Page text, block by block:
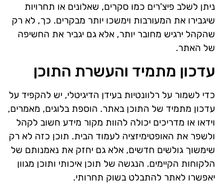
ניתן לשלב פיצ'רים כמו סקרים, שאלונים או תחרויות
שיגבירו את המעורבות וימשכו יותר מבקרים. כך, לא רק
שהקהל ירגיש מחובר יותר, אלא גם יגביר את החשיפה
של האתר.
עדכון מתמיד והעשרת התוכן
כדי לשמור על רלוונטיות בעידן הדיגיטלי, יש להקפיד על
עדכון מתמיד של התוכן באתר. הוספת בלוגים, מאמרים,
וידאו או מדריכים יכולה להוות מקור מידע חשוב לקהל
ולשפר את האופטימיזציה לעמוד הבית. תוכן כזה לא רק
שימשוך גולשים חדשים, אלא גם יחזק את נאמנותם של
הלקוחות הקיימים. הנגשה של תוכן איכותי ותוכן מגוון
יאפשרו לאתר להתבלט בשוק תחרותי.